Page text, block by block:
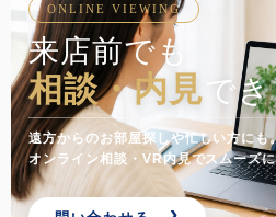
ONLINE VIEWING
来店前でも
相談・内見 で
遠方からのお部屋探しや忙しい方にも
オンライン相談・VR内見でスムーズ